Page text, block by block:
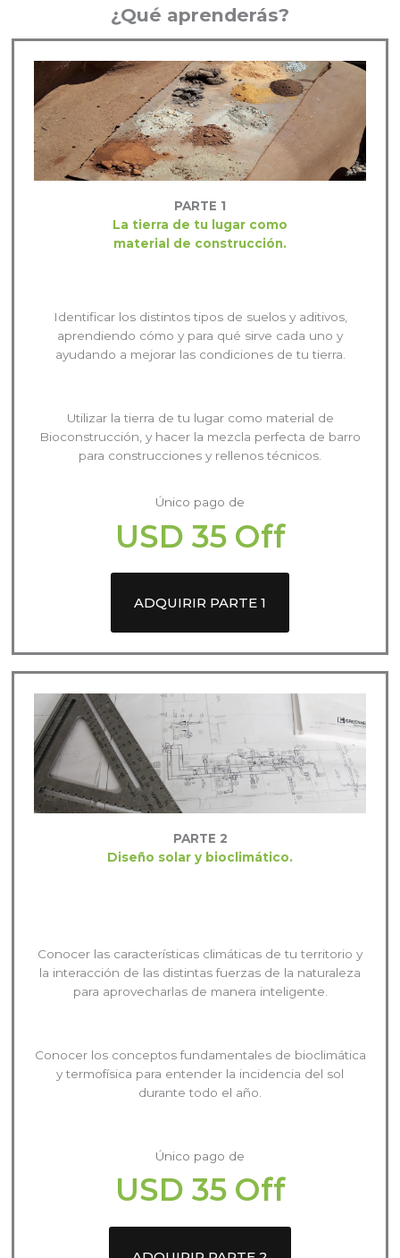
¿Qué aprenderás?
PARTE 1
La tierra de tu lugar como
material de construcción.
Identificar los distintos tipos de suelos y aditivos,
aprendiendo cómo y para qué sirve cada uno y
ayudando a mejorar las condiciones de tu tierra.
Utilizar la tierra de tu lugar como material de
Bioconstrucción, y hacer la mezcla perfecta de barro
para construcciones y rellenos técnicos.
Único pago de
USD 35 Off
ADQUIRIR PARTE 1
PARTE 2
Diseño solar y bioclimático.
Conocer las características climáticas de tu territorio y
la interacción de las distintas fuerzas de la naturaleza
para aprovecharlas de manera inteligente.
Conocer los conceptos fundamentales de bioclimática
y termofísica para entender la incidencia del sol
durante todo el año.
Único pago de
USD 35 Off